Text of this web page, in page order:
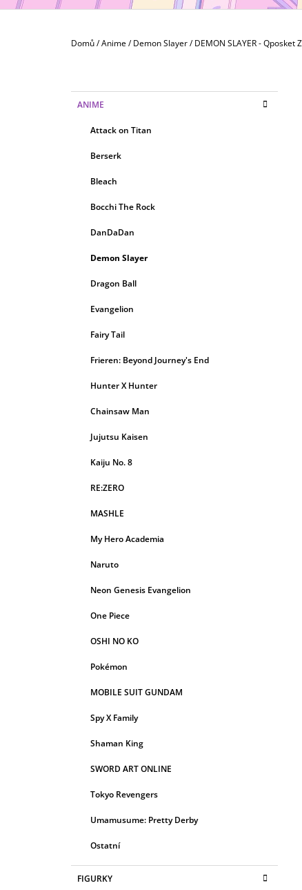
Domů/Anime/ Demon Slayer/ DEMON SLAYER -
kategorie
K
AANIME
Attack on Titan
Berserk
Bleach
Bocchi The Rock
DanDaDan
Demon Slayer
Dragon Ball
Evangelion
Fairy Tail
Frieren: Beyond Journey's End
Hunter X Hunter
Chainsaw Man
Jujutsu Kaisen
Kaiju No. 8
RE:ZERO
MASHLE
My Hero Academia
Naruto
Neon Genesis Evangelion
One Piece
OSHI NO KO
Pokémon
MOBILE SUIT GUNDAM
Spy X Family
Shaman King
SWORD ART ONLINE
Tokyo Revengers
Umamusume: Pretty Derby
Ostatní
FIGURKY